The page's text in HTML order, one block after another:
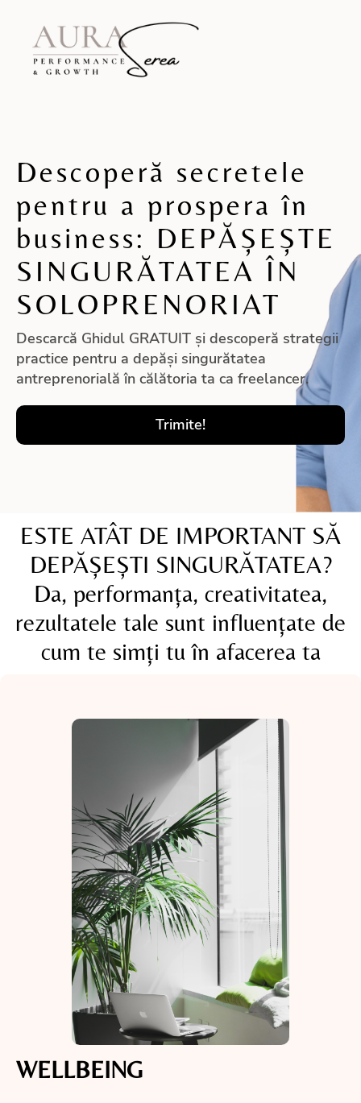
Descoperă secretele
pentru a prospera în
business: DEPĂȘEȘTE
SINGURĂTATEA ÎN
SOLOPRENORIAT
Descarcă Ghidul GRATUIT și descoperă strategii
practice pentru a depăși singurătatea
antreprenorială în călătoria ta ca freelancer.
Trimite!
ESTE ATÂT DE IMPORTANT SĂ
DEPĂȘEȘTI SINGURĂTATEA?
Da, performanța, creativitatea,
rezultatele tale sunt influențate de
cum te simți tu în afacerea ta
WELLBEING